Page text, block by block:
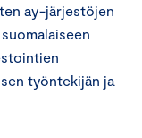
ay-järjestöjen
työntekijän ja